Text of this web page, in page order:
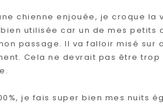
chienne enjouée, je croque la
utilisée car un de mes petits
passage. Il va falloir misé sur
Cela ne devrait pas être trop
je fais super bien mes nuits